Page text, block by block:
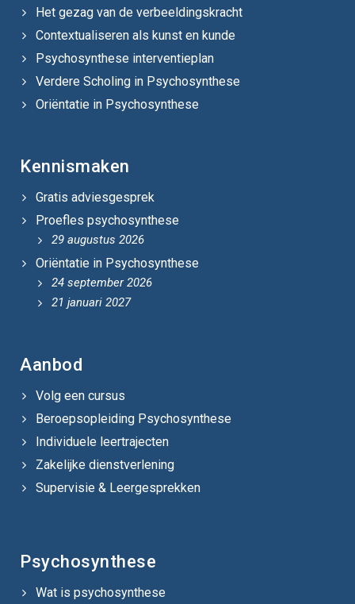
Het gezag van de verbeeldingskracht
Contextualiseren als kunst en kunde
Psychosynthese interventieplan
Verdere Scholing in Psychosynthese
Oriëntatie in Psychosynthese
Kennismaken
Gratis adviesgesprek
Proefles psychosynthese
29 augustus 2026
Oriëntatie in Psychosynthese
24 september 2026
21 januari 2027
Aanbod
Volg een cursus
Beroepsopleiding Psychosynthese
Individuele leertrajecten
Zakelijke dienstverlening
Supervisie & Leergesprekken
Psychosynthese
Wat is psychosynthese